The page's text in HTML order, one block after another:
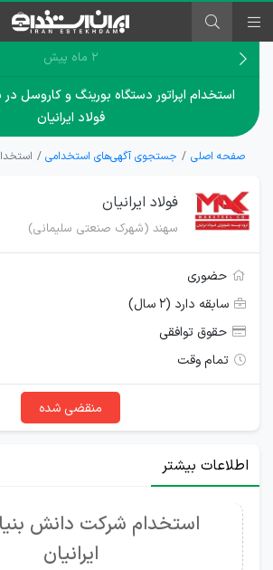
۲ ماه پیش
استخدام اپراتور دستگاه بورینگ و کاروسل
فولاد ایرانیان
صفحه اصلی جستجوی آگهی‌های استخدامی
فولاد ایرانیان
سهند (شهرک صنعتی سلیمانی)
حضوری
سابقه دارد (۲ سال)
حقوق توافقی
تمام وقت
منقضی شده
اطلاعات بیشتر
استخدام شرکت دانش
ایرانیان